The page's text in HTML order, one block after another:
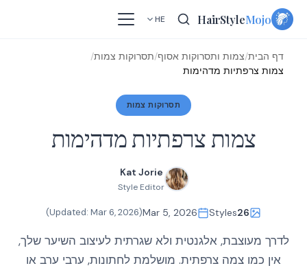
Skip
HairStyleMojo
HE
דף הבית/צמות ותסרוקות אסוף/תסרוקות צמות/
צמות צרפתיות מדהימות
תסרוקות צמות
צמות צרפתיות מדהימות
Kat Jorie
Style Editor
26
Styles
Mar 5, 2026
(Updated:
Mar 6, 2026
)
לדרך מעוצבת, אלגנטית ולא שגרתית לעיצוב השיער שלך,
אין כמו צמה צרפתית. מושלמת לחתונות, ערבי ערב או